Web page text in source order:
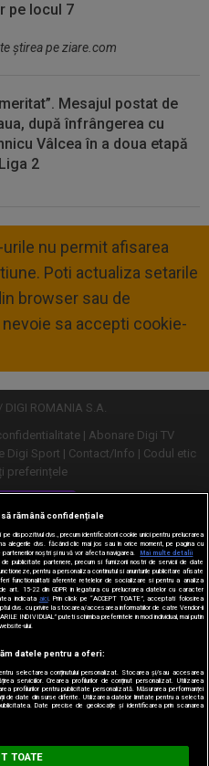
pe locul 7
ştirea pe ziare.com
Mesajul postat de
după înfrângerea cu
Vâlcea în a doua etapă
2
nu permit afisarea
Poti actualiza setarile
browser sau de
sa accepti cookie-
ROMANIA S.A.
Abonare Digi TV
Digi Sport Contact/Info
Codul etic
preferințele
desktop
rămână confidențiale
dispozitivul dvs., precum identificatorii cookie unici pentru prelucrarea
dvs. făcând clic mai jos sau în orice moment, pe pagina cu
noștri și nu vă vor afecta navigarea.
Mai multe detalii
publicitate partenere, precum si furnizorii nostri de servicii de date
pentru a personaliza continutul si anunturile publicitare afisate
functionalitati aferente retelelor de socializare si pentru a analiza
art. 15-22 din GDPR in legatura cu prelucrarea datelor cu caracter
indicata aici. Prin click pe “ACCEPT TOATE”, acceptati folosirea
dvs. cu privire la stocarea/accesarea informatiilor de catre Vendor-ii
INDIVIDUAL” puteti schimba preferintele in mod individual, mai putin
ului.
datele pentru a oferi:
selectarea conținutului personalizat. Stocarea și/sau accesarea
serviciilor. Crearea profilurilor de conținut personalizat. Utilizarea
profilurilor pentru publicitate personalizată. Măsurarea performanței
de date din surse diferite. Utilizarea datelor limitate pentru a selecta
Date precise de geolocație și identificarea prin scanarea
TOATE